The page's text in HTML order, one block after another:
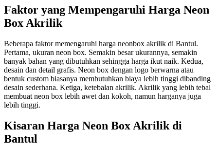
Faktor yang Mempengaruhi Harga Neon
Box Akrilik
Beberapa faktor memengaruhi harga neonbox akrilik di Bantul.
Pertama, ukuran neon box. Semakin besar ukurannya, semakin
banyak bahan yang dibutuhkan sehingga harga ikut naik. Kedua,
desain dan detail grafis. Neon box dengan logo berwarna atau
bentuk custom biasanya membutuhkan biaya lebih tinggi dibanding
desain sederhana. Ketiga, ketebalan akrilik. Akrilik yang lebih tebal
membuat neon box lebih awet dan kokoh, namun harganya juga
lebih tinggi.
Kisaran Harga Neon Box Akrilik di
Bantul